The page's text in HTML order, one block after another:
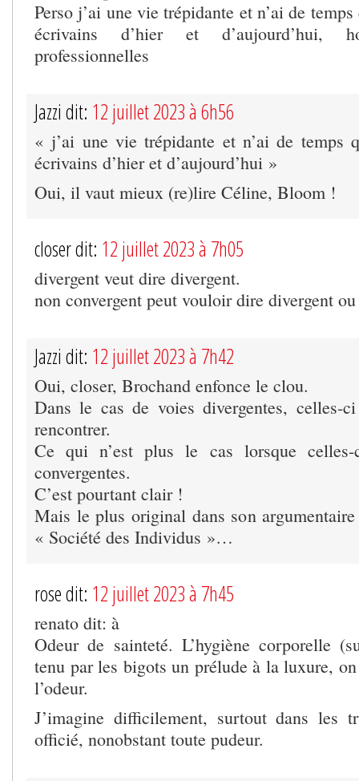
Perso j’ai une vie trépidante et n’ai de
écrivains d’hier et d’aujourd’hui,
professionnelles
Jazzi dit: 12 juillet 2023 à 6h56
« j’ai une vie trépidante et n’ai de temps
écrivains d’hier et d’aujourd’hui »
Oui, il vaut mieux (re)lire Céline, Bloom !
closer dit: 12 juillet 2023 à 7h05
divergent veut dire divergent.
non convergent peut vouloir dire divergent
Jazzi dit: 12 juillet 2023 à 7h42
Oui, closer, Brochand enfonce le clou.
Dans le cas de voies divergentes, celles-
rencontrer.
Ce qui n’est plus le cas lorsque celles-
convergentes.
C’est pourtant clair !
Mais le plus original dans son
« Société des Individus »…
rose dit: 12 juillet 2023 à 7h45
renato dit: à
Odeur de sainteté. L’hygiène corporelle
tenu par les bigots un prélude à la luxure,
l’odeur.
J’imagine difficilement, surtout dans les
officié, nonobstant toute pudeur.